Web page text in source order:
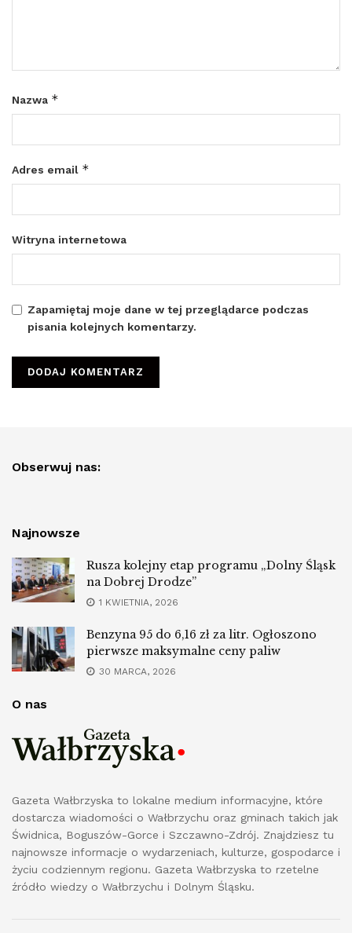
Nazwa *
Adres email *
Witryna internetowa
Zapamiętaj moje dane w tej przeglądarce podczas
pisania kolejnych komentarzy.
Obserwuj nas:
Najnowsze
Rusza kolejny etap programu „Dolny Śląsk
na Dobrej Drodze”
1 KWIETNIA, 2026
Benzyna 95 do 6,16 zł za litr. Ogłoszono
pierwsze maksymalne ceny paliw
30 MARCA, 2026
O nas
Gazeta Wałbrzyska to lokalne medium informacyjne, które
dostarcza wiadomości o Wałbrzychu oraz gminach takich jak
Świdnica, Boguszów-Gorce i Szczawno-Zdrój. Znajdziesz tu
najnowsze informacje o wydarzeniach, kulturze, gospodarce i
życiu codziennym regionu. Gazeta Wałbrzyska to rzetelne
źródło wiedzy o Wałbrzychu i Dolnym Śląsku.